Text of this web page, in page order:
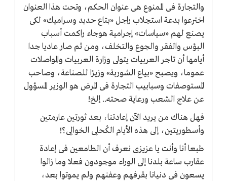
والتجارة فى الممنوع هى عنوان الحكم، وتحت هذا العنوان
اخترعوا بدعة استجلاب راجل «بتاع حديد وسراميك» لكى
يصنع لهم «سياسات» إجرامية هوجاء راكمت أسباب
البؤس والفقر والجوع والتخلف، ومن ثم صار عاديا جدا
أيامها أن تاجر العربيات يتولى وزارة العربيات والمواصلات
عموما، ويصبح «بياع الشوربة» وزيرًا للصناعة، وصاحب
المستوصفات وسبابيب التجارة فى المرض هو الوزير المسؤول
عن علاج الشعب ورعاية صحته.. إلخ!
فهل هناك من يريد الآن إعادتنا، بعد ثورتين عارمتين
وأسطوريتين، إلى هذه الأيام الكُحلِى الخوالِى؟!
طبعا أنا وأنت يا عزيزى نعرف أن الطامعين فى إعادة
عقارب ساعة بلدنا إلى الوراء موجودون فعلا وما زالوا
يسعون فى دنيانا بقرفهم وعفنهم ولم يموتوا بعد،